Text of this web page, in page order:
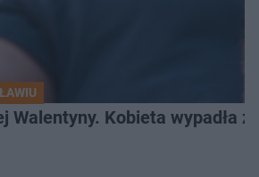
Walentyny. Kobieta wypadła